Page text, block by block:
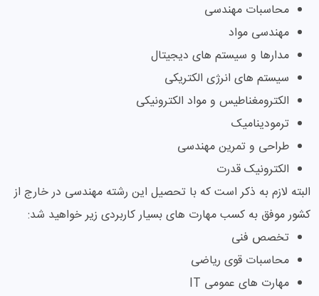
محاسبات مهندسی
مهندسی مواد
مدارها و سیستم های دیجیتال
سیستم های انرژی الکتریکی
الکترومغناطیس و مواد الکترونیکی
ترمودینامیک
طراحی و تمرین مهندسی
الکترونیک قدرت
البته لازم به ذکر است که با تحصیل این رشته مهندسی در خارج از
کشور موفق به کسب مهارت های بسیار کاربردی زیر خواهید شد:
تخصص فنی
محاسبات قوی ریاضی
مهارت های عمومی IT